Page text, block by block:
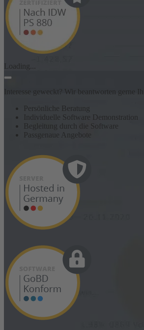
Loading...
Interesse geweckt? Wir beantworten gerne
Persönliche Beratung
Individuelle Software Demonstration
Begleitung durch die Software
Passgenaue Angebote